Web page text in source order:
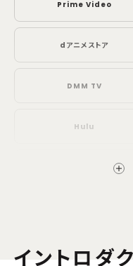
Prime Video
dアニメストア
DMM TV
Hulu
イントロダ